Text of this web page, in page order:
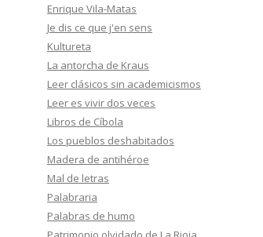
Enrique Vila-Matas
Je dis ce que j'en sens
Kultureta
La antorcha de Kraus
Leer clásicos sin academicismos
Leer es vivir dos veces
Libros de Cíbola
Los pueblos deshabitados
Madera de antihéroe
Mal de letras
Palabraria
Palabras de humo